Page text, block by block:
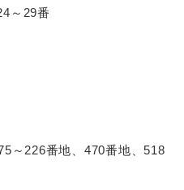
～29番
～226番地、470番地、518